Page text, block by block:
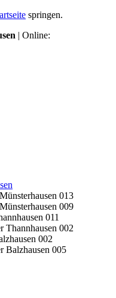
springen.
| Online: